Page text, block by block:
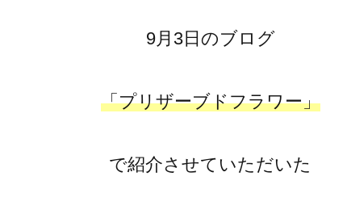
9月3日のブログ
「プリザーブドフラワー」
で紹介させていただいた